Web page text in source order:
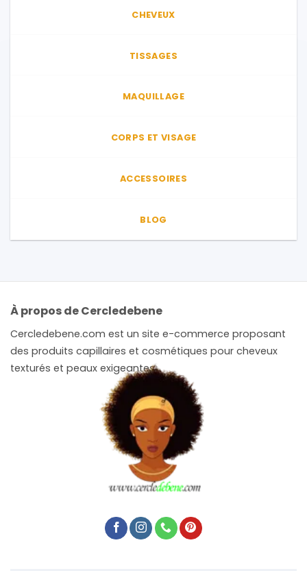
CHEVEUX
TISSAGES
MAQUILLAGE
CORPS ET VISAGE
ACCESSOIRES
BLOG
À propos de Cercledebene
Cercledebene.com est un site e-commerce proposant
des produits capillaires et cosmétiques pour cheveux
texturés et peaux exigeantes.